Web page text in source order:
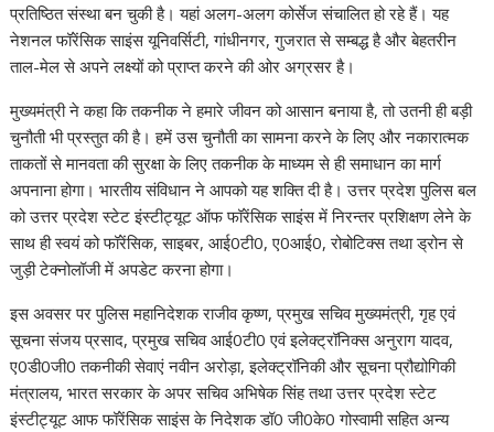
प्रतिष्ठित संस्था बन चुकी है। यहां अलग-अलग कोर्सेज संचालित हो रहे हैं। यह
नेशनल फॉरेंसिक साइंस यूनिवर्सिटी, गांधीनगर, गुजरात से सम्बद्ध है और बेहतरीन
ताल-मेल से अपने लक्ष्यों को प्राप्त करने की ओर अग्रसर है।
मुख्यमंत्री ने कहा कि तकनीक ने हमारे जीवन को आसान बनाया है, तो उतनी ही बड़ी
चुनौती भी प्रस्तुत की है। हमें उस चुनौती का सामना करने के लिए और नकारात्मक
ताकतों से मानवता की सुरक्षा के लिए तकनीक के माध्यम से ही समाधान का मार्ग
अपनाना होगा। भारतीय संविधान ने आपको यह शक्ति दी है। उत्तर प्रदेश पुलिस बल
को उत्तर प्रदेश स्टेट इंस्टीट्यूट ऑफ फॉरेंसिक साइंस में निरन्तर प्रशिक्षण लेने के
साथ ही स्वयं को फॉरेंसिक, साइबर, आई0टी0, ए0आई0, रोबोटिक्स तथा ड्रोन से
जुड़ी टेक्नोलॉजी में अपडेट करना होगा।
इस अवसर पर पुलिस महानिदेशक राजीव कृष्ण, प्रमुख सचिव मुख्यमंत्री, गृह एवं
सूचना संजय प्रसाद, प्रमुख सचिव आई0टी0 एवं इलेक्ट्रॉनिक्स अनुराग यादव,
ए0डी0जी0 तकनीकी सेवाएं नवीन अरोड़ा, इलेक्ट्रॉनिकी और सूचना प्रौद्योगिकी
मंत्रालय, भारत सरकार के अपर सचिव अभिषेक सिंह तथा उत्तर प्रदेश स्टेट
इंस्टीट्यूट आफ फॉरेंसिक साइंस के निदेशक डॉ0 जी0के0 गोस्वामी सहित अन्य